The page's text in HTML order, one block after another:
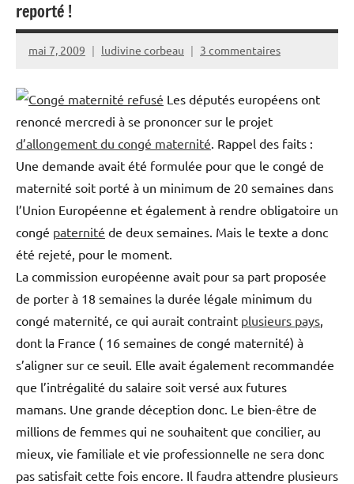
reporté !
mai 7, 2009 ludivine corbeau 3 commentaires
Les députés européens ont
renoncé mercredi à se prononcer sur le projet
d’allongement du congé maternité . Rappel des faits :
Une demande avait été formulée pour que le congé de
maternité soit porté à un minimum de 20 semaines dans
l’Union Européenne et également à rendre obligatoire un
congé paternité de deux semaines. Mais le texte a donc
été rejeté, pour le moment.
La commission européenne avait pour sa part proposée
de porter à 18 semaines la durée légale minimum du
congé maternité, ce qui aurait contraint plusieurs pays
dont la France ( 16 semaines de congé maternité) à
s’aligner sur ce seuil. Elle avait également recommandée
que l’intrégalité du salaire soit versé aux futures
mamans. Une grande déception donc. Le bien-être de
millions de femmes qui ne souhaitent que concilier, au
mieux, vie familiale et vie professionnelle ne sera donc
pas satisfait cette fois encore. Il faudra attendre plusieurs